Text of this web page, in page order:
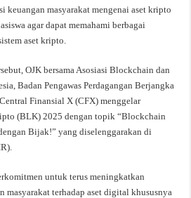
keuangan masyarakat mengenai aset kripto
agar dapat memahami berbagai
aset kripto.
OJK bersama Asosiasi Blockchain dan
Badan Pengawas Perdagangan Berjangka
Finansial X (CFX) menggelar
(BLK) 2025 dengan topik “Blockchain
Bijak!” yang diselenggarakan di
untuk terus meningkatkan
masyarakat terhadap aset digital khususnya